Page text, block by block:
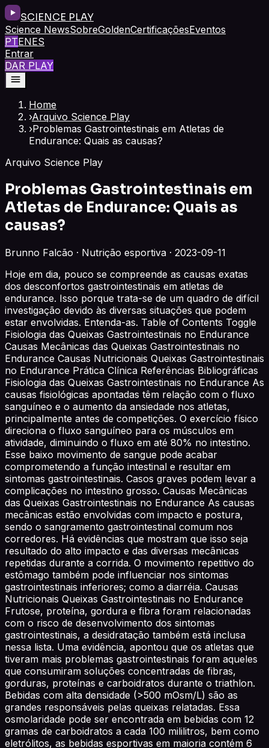
SCIENCE PLAY
Science NewsSobreGoldenCertificaçõesEventos
PTENES
Entrar
DAR PLAY
Home
›Arquivo Science Play
›Problemas Gastrointestinais em Atletas de
Endurance: Quais as causas?
Arquivo Science Play
Problemas Gastrointestinais em
Atletas de Endurance: Quais as
causas?
Brunno Falcão · Nutrição esportiva · 2023-09-11
Hoje em dia, pouco se compreende as causas exatas
dos desconfortos gastrointestinais em atletas de
endurance. Isso porque trata-se de um quadro de difícil
investigação devido às diversas situações que podem
estar envolvidas. Entenda-as. Table of Contents Toggle
Fisiologia das Queixas Gastrointestinais no Endurance
Causas Mecânicas das Queixas Gastrointestinais no
Endurance Causas Nutricionais Queixas Gastrointestinais
no Endurance Prática Clínica Referências Bibliográficas
Fisiologia das Queixas Gastrointestinais no Endurance As
causas fisiológicas apontadas têm relação com o fluxo
sanguíneo e o aumento da ansiedade nos atletas,
principalmente antes de competições. O exercício físico
direciona o fluxo sanguíneo para os músculos em
atividade, diminuindo o fluxo em até 80% no intestino.
Esse baixo movimento de sangue pode acabar
comprometendo a função intestinal e resultar em
sintomas gastrointestinais. Casos graves podem levar a
complicações no intestino grosso. Causas Mecânicas
das Queixas Gastrointestinais no Endurance As causas
mecânicas estão envolvidas com impacto e postura,
sendo o sangramento gastrointestinal comum nos
corredores. Há evidências que mostram que isso seja
resultado do alto impacto e das diversas mecânicas
repetidas durante a corrida. O movimento repetitivo do
estômago também pode influenciar nos sintomas
gastrointestinais inferiores; como a diarréia. Causas
Nutricionais Queixas Gastrointestinais no Endurance
Frutose, proteína, gordura e fibra foram relacionadas
com o risco de desenvolvimento dos sintomas
gastrointestinais, a desidratação também está inclusa
nessa lista. Uma evidência, apontou que os atletas que
tiveram mais problemas gastrointestinais foram aqueles
que consumiram soluções concentradas de fibras,
gorduras, proteínas e carboidratos durante o triathlon.
Bebidas com alta densidade (>500 mOsm/L) são as
grandes responsáveis pelas queixas relatadas. Essa
osmolaridade pode ser encontrada em bebidas com 12
gramas de carboidratos a cada 100 mililitros, bem como
eletrólitos, as bebidas esportivas em maioria contém 6